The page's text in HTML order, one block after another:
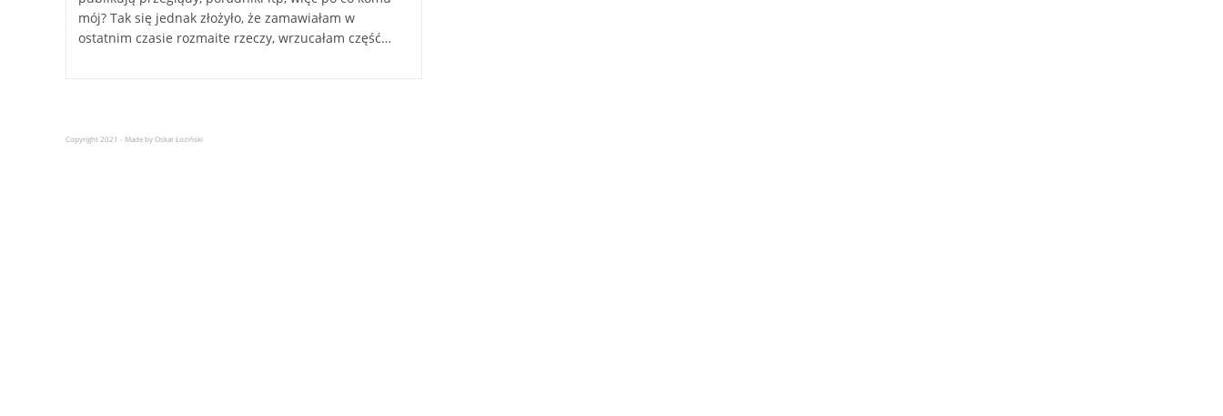
mój? Tak się jednak złożyło, że zamawiałam w
ostatnim czasie rozmaite rzeczy, wrzucałam część…
Copyright 2021 - Made by Oskar Łoziński